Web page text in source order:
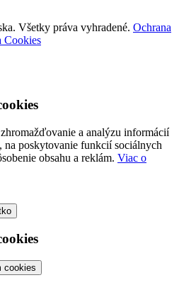
Všetky práva vyhradené. Ochrana
Cookies
a analýzu informácií
na poskytovanie funkcií sociálnych
obsahu a reklám. Viac o
cookies